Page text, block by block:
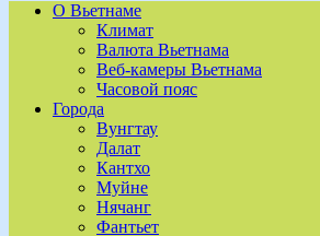
О Вьетнаме
Климат
Валюта Вьетнама
Веб-камеры Вьетнама
Часовой пояс
Города
Вунгтау
Далат
Кантхо
Муйне
Нячанг
Фантьет